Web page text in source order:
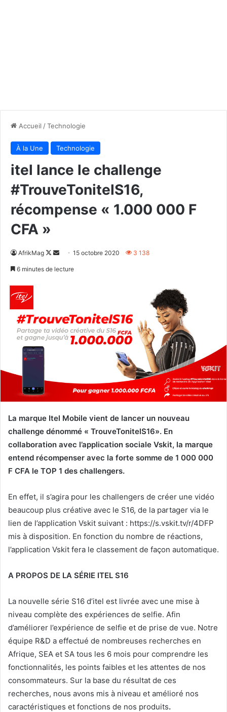
Accueil /Technologie
À la Une Technologie
itel lance le challenge
#TrouveTonitelS16,
récompense « 1.000 000 F
CFA »
AfrikMag
Follow
Envoyer15 octobre 2020 3 138
6 minutes de lecture
La marque Itel Mobile vient de lancer un nouveau
challenge dénommé « TrouveTonitelS16». En
collaboration avec l’application sociale Vskit, la marque
entend récompenser avec la forte somme de 1 000 000
F CFA le TOP 1 des challengers.
En effet, il s’agira pour les challengers de créer une vidéo
beaucoup plus créative avec le S16, de la partager via le
lien de l’application Vskit suivant : https://s.vskit.tv/r/4DFP
mis à disposition. En fonction du nombre de réactions,
l’application Vskit fera le classement de façon automatique.
A PROPOS DE LA SÉRIE ITEL S16
La nouvelle série S16 d’itel est livrée avec une mise à
niveau complète des expériences de selfie. Afin
d’améliorer l’expérience de selfie et de prise de vue. Notre
équipe R&D a effectué de nombreuses recherches en
Afrique, SEA et SA tous les 6 mois pour comprendre les
fonctionnalités, les points faibles et les attentes de nos
consommateurs. Sur la base du résultat de ces
recherches, nous avons mis à niveau et amélioré nos
caractéristiques et fonctions de nos produits.